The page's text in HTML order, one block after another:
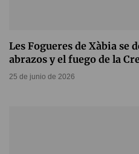
Les Fogueres de Xàbia se
abrazos y el fuego de la
25 de junio de 2026